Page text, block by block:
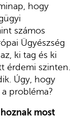
hogy
számos
Ügyészség
ki tag és ki
érdemi szinten.
Úgy, hogy
probléma?
most